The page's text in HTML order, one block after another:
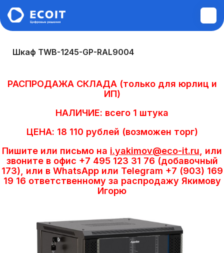
Шкаф TWB-1245-GP-RAL9004
РАСПРОДАЖА СКЛАДА (только для юрлиц и
ИП)
НАЛИЧИЕ: всего 1 штука
ЦЕНА: 18 110 рублей (возможен торг)
Пишите или письмо на i.yakimov@eco-it.ru , или
звоните в офис +7 495 123 31 76 (добавочный
173), или в WhatsApp или Telegram +7 (903) 169
19 16 ответственному за распродажу Якимову
Игорю
Диагностика и ремонт техники
Аудит инфраструктуры
Построение ЛВС, WI-FI,
Информационной безопасности,
Сервера, СХД
очередью
Системы видеонаблюдения и